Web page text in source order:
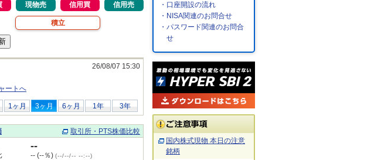
現物売 信用買 信用売
積立
26/08/07 15:30
ートへ
1ヶ月 3ヶ月 6ヶ月 1年 3年
取引所・PTS株価比較
--
-- (--％) (--/--/-- --:--)
・口座開設の流れ
・NISA関連のお問合せ
・パスワード関連のお問合
せ
国内株式現物 本日の注意
銘柄